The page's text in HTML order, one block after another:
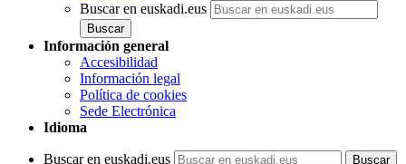
Buscar en euskadi.eus
Información general
Accesibilidad
Información legal
Política de cookies
Sede Electrónica
Idioma
Buscar en euskadi.eus